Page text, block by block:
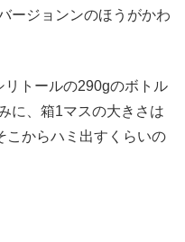
ージョンンのほうがかわ
トールの290gのボトル
に、箱1マスの大きさは
こからハミ出すくらいの